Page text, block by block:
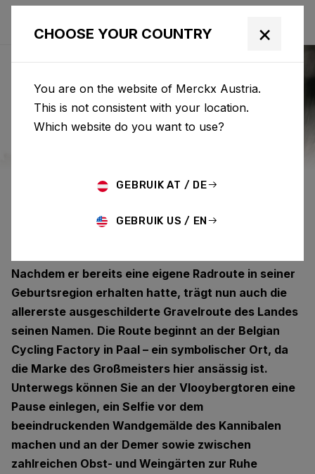
EDDY MERCKX
Nachdem er bereits eine eigene Radroute in seiner
Geburtsregion erhalten hatte, trägt nun auch die
allererste ausgeschilderte Gravelroute des Landes
seinen Namen. Die Route beginnt an der Belgian
Cycling Factory in Paal – ein symbolischer Ort, da
die Marke des Großmeisters hier ansässig ist.
Unterwegs können Sie an der Vlooybergtoren eine
Pause einlegen, ein Selfie vor dem
beeindruckenden Wandgemälde des Kannibalen
machen und an der Demer sowie zwischen
zahlreichen Obst- und Weingärten zur Ruhe
CHOOSE YOUR COUNTRY ×
You are on the website of Merckx Austria.
This is not consistent with your location.
Which website do you want to use?
GEBRUIK AT / DE
GEBRUIK US / EN